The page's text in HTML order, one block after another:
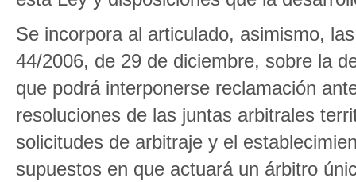
Se incorpora al articulado, asimismo,
44/2006, de 29 de diciembre, sobre la
que podrá interponerse reclamación
resoluciones de las juntas arbitrales
solicitudes de arbitraje y el
supuestos en que actuará un árbitro